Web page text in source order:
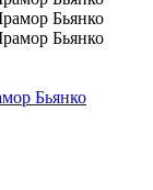
Бьянко